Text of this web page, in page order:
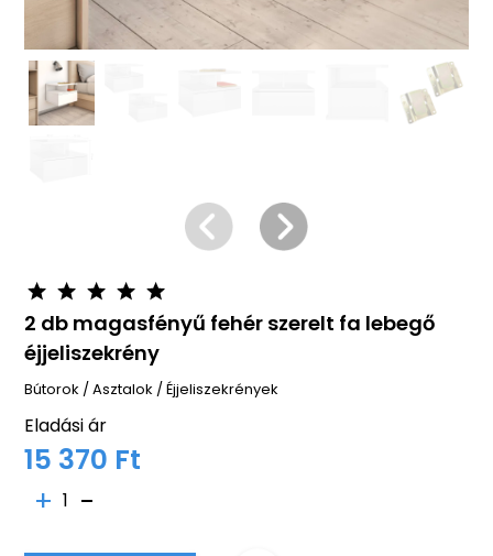
2 db magasfényű fehér szerelt fa lebegő
éjjeliszekrény
Bútorok /Asztalok /Éjjeliszekrények
Eladási ár
15 370 Ft
1